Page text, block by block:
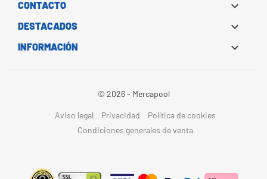
CONTACTO 
DESTACADOS 
INFORMACIÓN 
© 2026 - Mercapool
Aviso legal Privacidad
Política de cookies
Condiciones generales de venta